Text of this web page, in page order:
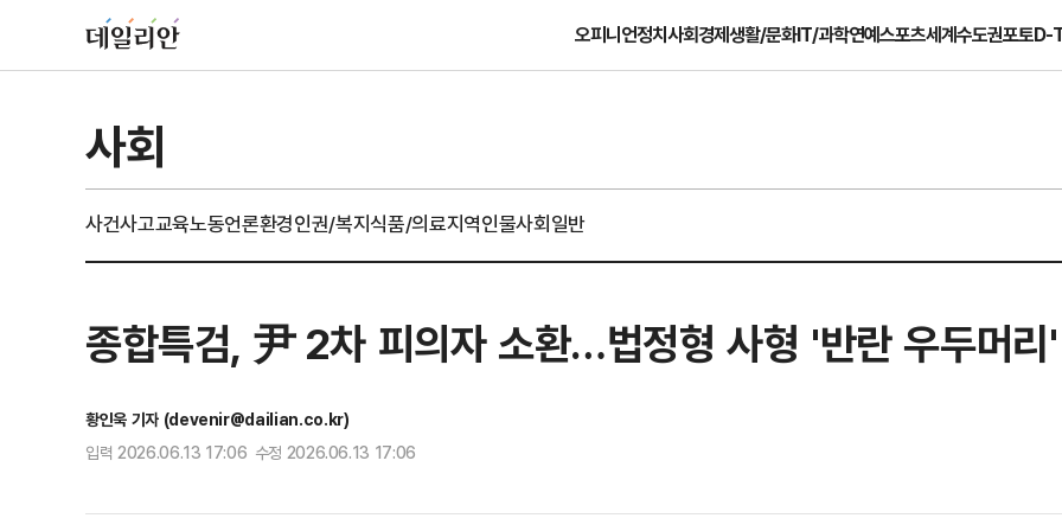
오피니언정치사회경제생활/문화IT/과학연예스포츠세계수도권포토D-
사회
사건사고교육노동언론환경인권/복지식품/의료지역인물사회일반
종합특검, 尹 2차 피의자 소환…법정형 사형 '반란 우두머
황인욱 기자 (devenir@dailian.co.kr)
입력 2026.06.13 17:06 수정 2026.06.13 17:06